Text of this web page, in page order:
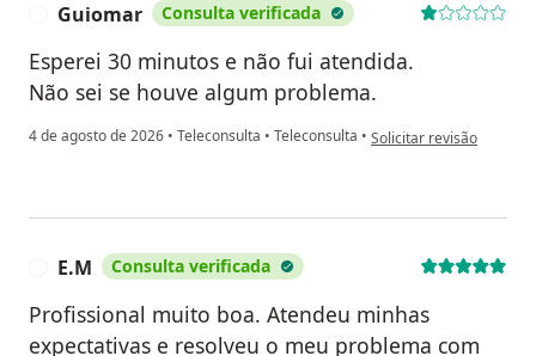
Guiomar Consulta verificada
Esperei 30 minutos e não fui atendida.
Não sei se houve algum problema.
4 de agosto de 2026 • Teleconsulta • Teleconsulta • na opinião do utilizador
Solicitar revisão
E.M Consulta verificada
Profissional muito boa. Atendeu minhas
expectativas e resolveu o meu problema com